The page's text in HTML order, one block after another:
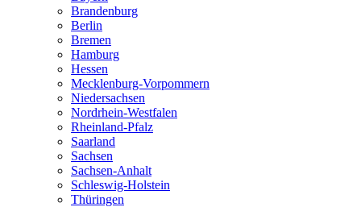
Brandenburg
Berlin
Bremen
Hamburg
Hessen
Mecklenburg-Vorpommern
Niedersachsen
Nordrhein-Westfalen
Rheinland-Pfalz
Saarland
Sachsen
Sachsen-Anhalt
Schleswig-Holstein
Thüringen